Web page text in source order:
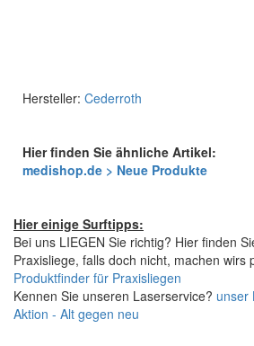
Hersteller: Cederroth
Hier finden Sie ähnliche Artikel:
medishop.de > Neue Produkte
Hier einige Surftipps:
Bei uns LIEGEN Sie richtig? Hier finden
Praxisliege, falls doch nicht, machen wirs
Produktfinder für Praxisliegen
Kennen Sie unseren Laserservice? unser
Aktion - Alt gegen neu